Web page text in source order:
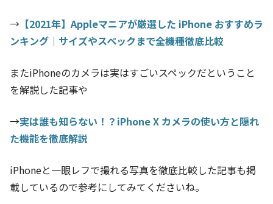
→ 【2021年】Appleマニアが厳選した iPhone おすすめラ
ンキング｜サイズやスペックまで全機種徹底比較
またiPhoneのカメラは実はすごいスペックだということ
を解説した記事や
→実は誰も知らない！？iPhone X カメラの使い方と隠れ
た機能を徹底解説
iPhoneと一眼レフで撮れる写真を徹底比較した記事も掲
載しているので参考にしてみてくださいね。